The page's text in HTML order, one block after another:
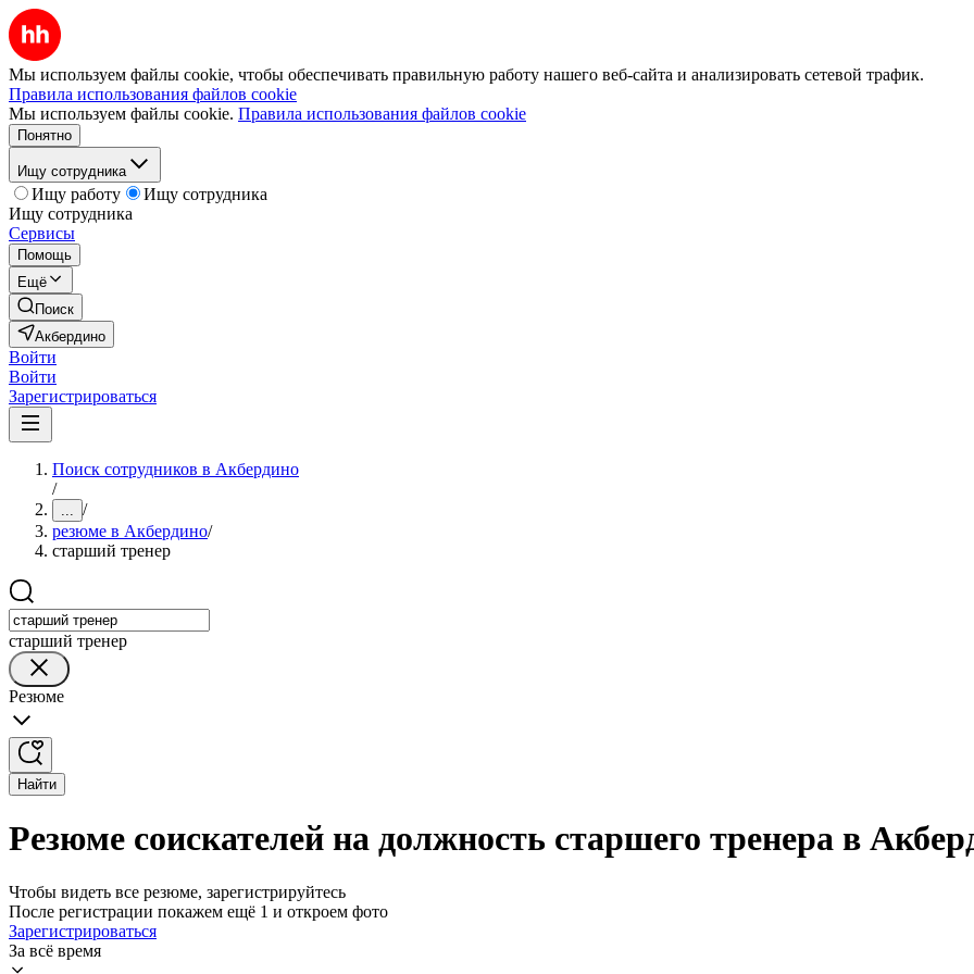
Мы используем файлы cookie, чтобы обеспечивать правильную работу нашего веб-сайта и анализировать сетевой трафик.
Правила использования файлов cookie
Мы используем файлы cookie. Правила использования файлов cookie
Понятно
Ищу сотрудника
Ищу работу
Ищу сотрудника
Ищу сотрудника
Сервисы
Помощь
Ещё
Поиск
Акбердино
Войти
Войти
Зарегистрироваться
Поиск сотрудников в Акбердино
/
... /
резюме в Акбердино/
старший тренер
старший тренер
Резюме
Найти
Резюме соискателей на должность старшего тренера в
Чтобы видеть все резюме, зарегистрируйтесь
После регистрации покажем ещё 1 и откроем фото
Зарегистрироваться
За всё время